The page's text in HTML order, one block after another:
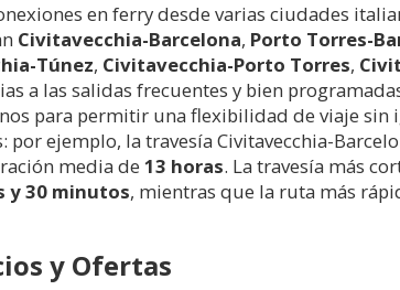
en ferry desde varias ciudades
Civitavecchia-Barcelona, Porto Torres-
Túnez, Civitavecchia-Porto Torres,
a las salidas frecuentes y bien
para permitir una flexibilidad de viaje sin
por ejemplo, la travesía Civitavecchia-
media de 13 horas. La travesía más
y 30 minutos, mientras que la ruta más
y Ofertas